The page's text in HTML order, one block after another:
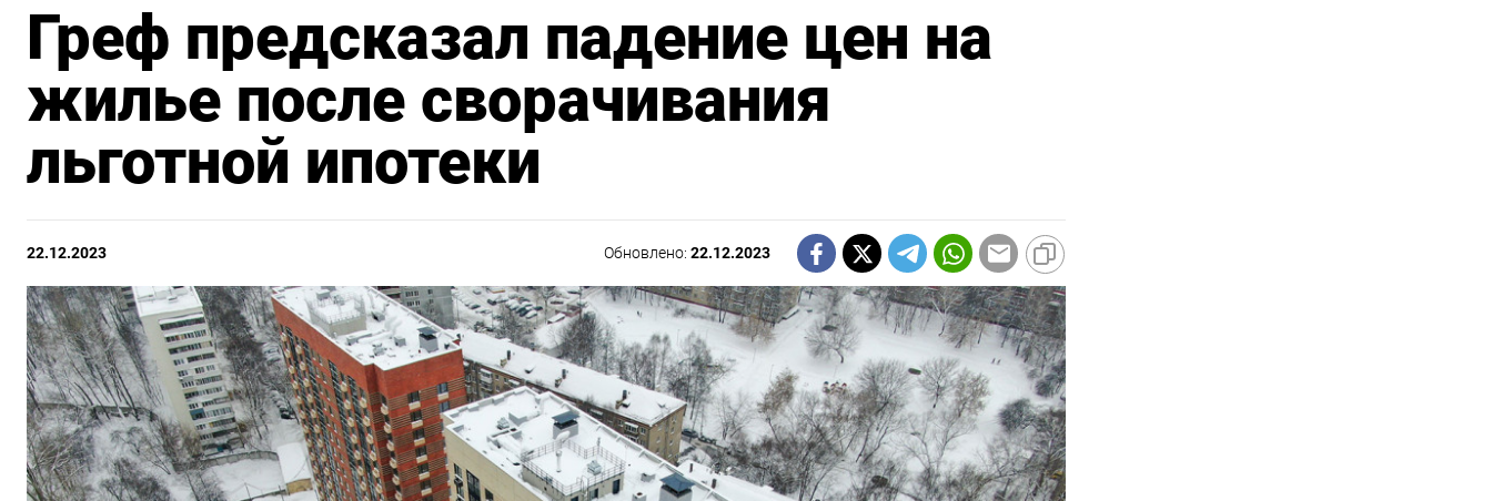
Греф предсказал падение цен на
жилье после сворачивания
льготной ипотеки
22.12.2023 Обновлено:22.12.2023